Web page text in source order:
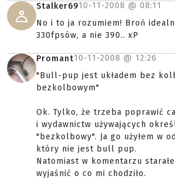
Stalker6910-11-2008 @ 08:11
No i to ja rozumiem! Broń
330fpsów, a nie 390.. xP
Promant10-11-2008 @ 12:26
"Bull-pup jest układem bez
bezkolbowym"
Ok. Tylko, że trzeba poprawić
i wydawnictw używających
"bezkolbowy". Ja go użyłem w
który nie jest bull pup.
Natomiast w komentarzu
wyjaśnić o co mi chodziło.